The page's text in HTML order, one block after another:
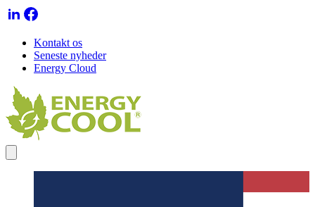
Kontakt os
Seneste nyheder
Energy Cloud